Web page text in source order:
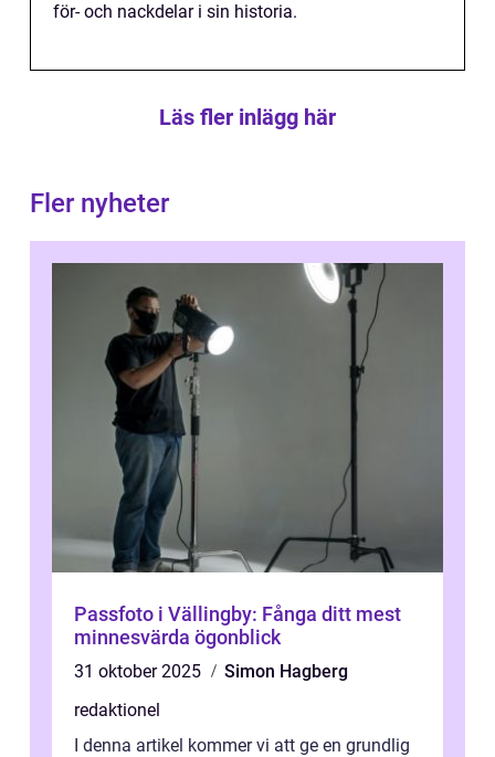
för- och nackdelar i sin historia.
Läs fler inlägg här
Fler nyheter
Passfoto i Vällingby: Fånga ditt mest
minnesvärda ögonblick
31 oktober 2025
Simon Hagberg
redaktionel
I denna artikel kommer vi att ge en grundlig